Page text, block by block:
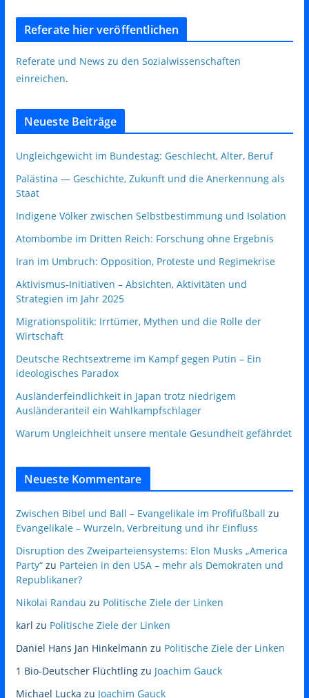
Referate hier veröffentlichen
Referate und News zu den Sozialwissenschaften
einreichen.
Neueste Beiträge
Ungleichgewicht im Bundestag: Geschlecht, Alter, Beruf
Palästina — Geschichte, Zukunft und die Anerkennung als
Staat
Indigene Völker zwischen Selbstbestimmung und Isolation
Atombombe im Dritten Reich: Forschung ohne Ergebnis
Iran im Umbruch: Opposition, Proteste und Regimekrise
Aktivismus‑Initiativen – Absichten, Aktivitäten und
Strategien im Jahr 2025
Migrationspolitik: Irrtümer, Mythen und die Rolle der
Wirtschaft
Deutsche Rechtsextreme im Kampf gegen Putin – Ein
ideologisches Paradox
Ausländerfeindlichkeit in Japan trotz niedrigem
Ausländeranteil ein Wahlkampfschlager
Warum Ungleichheit unsere mentale Gesundheit gefährdet
Neueste Kommentare
Zwischen Bibel und Ball – Evangelikale im Profifußball zu
Evangelikale – Wurzeln, Verbreitung und ihr Einfluss
Disruption des Zweiparteiensystems: Elon Musks „America
Party“zu Parteien in den USA – mehr als Demokraten und
Republikaner?
Nikolai Randau zu Politische Ziele der Linken
karl zu Politische Ziele der Linken
Daniel Hans Jan Hinkelmann zu Politische Ziele der Linken
1 Bio-Deutscher Flüchtlingzu Joachim Gauck
Michael Lucka zu Joachim Gauck